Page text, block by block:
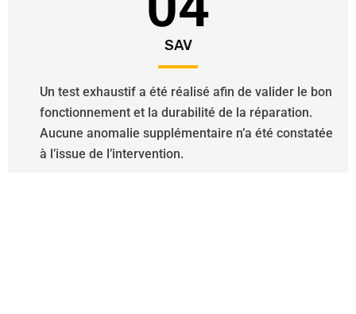
SAV
Un test exhaustif a été réalisé afin de valider le bon
fonctionnement et la durabilité de la réparation.
Aucune anomalie supplémentaire n’a été constatée
à l’issue de l’intervention.